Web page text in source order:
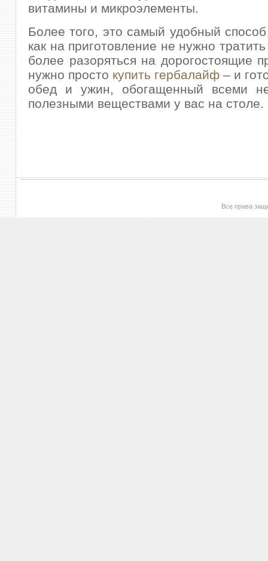
витамины и микроэлементы.
Более того, это самый удобный способ
как на приготовление не нужно
более разоряться на дорогостоящие
нужно просто купить гербалайф – и
обед и ужин, обогащенный всеми
полезными веществами у вас на столе.
Все права